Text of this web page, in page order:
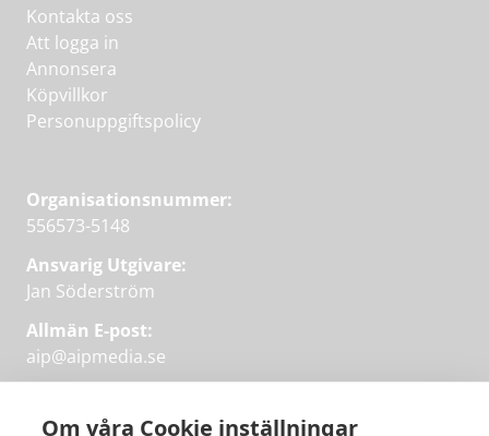
Om våra Cookie inställningar
Kontakta oss
Att logga in
Annonsera
Köpvillkor
Personuppgiftspolicy
Organisationsnummer:
556573-5148
Ansvarig Utgivare:
Jan Söderström
Allmän E-post:
aip@aipmedia.se
aip@flowyinfo.seeller 08-1210 60 40.